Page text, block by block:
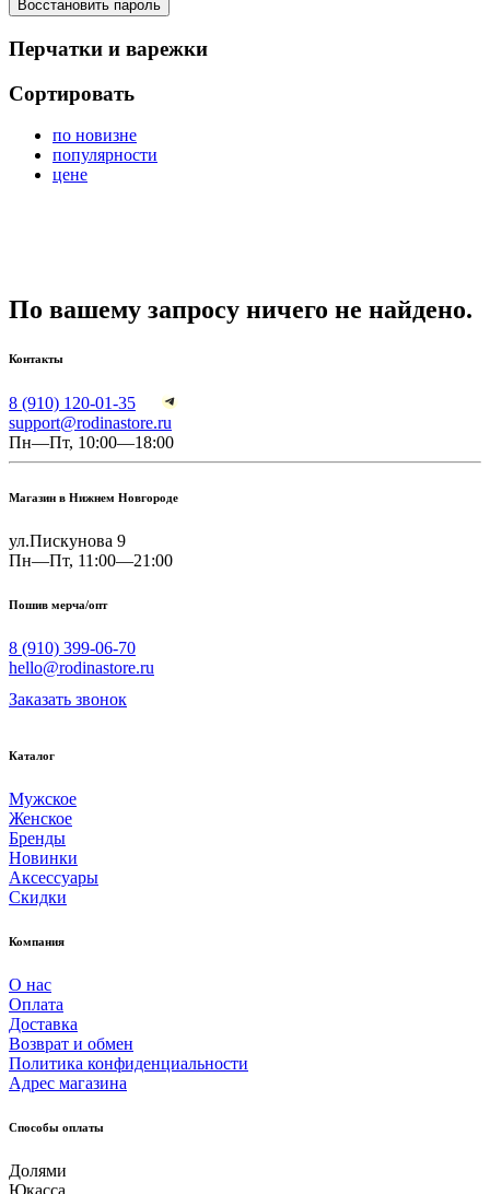
Восстановить пароль
Перчатки и варежки
Сортировать
по новизне
популярности
цене
По вашему запросу ничего не найдено.
Контакты
8 (910) 120-01-35
support@rodinastore.ru
Пн—Пт, 10:00—18:00
Магазин в Нижнем Новгороде
ул.Пискунова 9
Пн—Пт, 11:00—21:00
Пошив мерча/опт
8 (910) 399-06-70
hello@rodinastore.ru
Заказать звонок
Каталог
Мужское
Женское
Бренды
Новинки
Аксессуары
Скидки
Компания
О нас
Оплата
Доставка
Возврат и обмен
Политика конфиденциальности
Адрес магазина
Способы оплаты
Долями
Юкасса